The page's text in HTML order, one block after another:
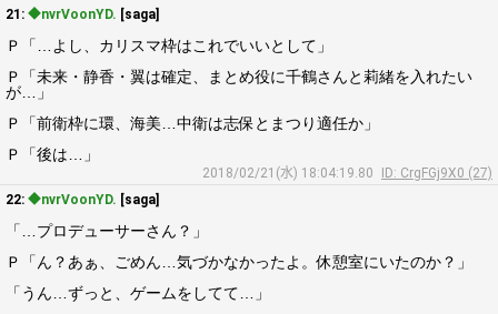
21: ◆nvrVoonYD. [saga]
Ｐ「…よし、カリスマ枠はこれでいいとして」
Ｐ「未来・静香・翼は確定、まとめ役に千鶴さんと莉緒を入れたい
が…」
Ｐ「前衛枠に環、海美…中衛は志保とまつり適任か」
Ｐ「後は…」
2018/02/21(水) 18:04:19.80
ID: CrgFGj9X0 (27)
22: ◆nvrVoonYD. [saga]
「…プロデューサーさん？」
Ｐ「ん？あぁ、ごめん…気づかなかったよ。休憩室にいたのか？」
「うん…ずっと、ゲームをしてて…」